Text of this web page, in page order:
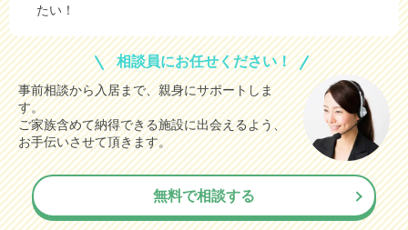
たい！
相談員にお任せください！
事前相談から入居まで、親身にサポートしま
す。
ご家族含めて納得できる施設に出会えるよう、
お手伝いさせて頂きます。
無料で相談する